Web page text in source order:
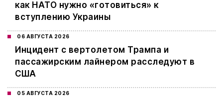
как НАТО нужно «готовиться» к
вступлению Украины
06 АВГУСТА 2026
Инцидент с вертолетом Трампа и
пассажирским лайнером расследуют в
США
05 АВГУСТА 2026